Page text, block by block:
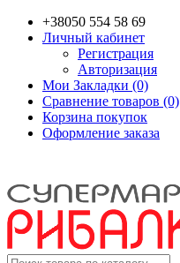
+38050 554 58 69
Личный кабинет
Регистрация
Авторизация
Мои Закладки (0)
Сравнение товаров (0)
Корзина покупок
Оформление заказа